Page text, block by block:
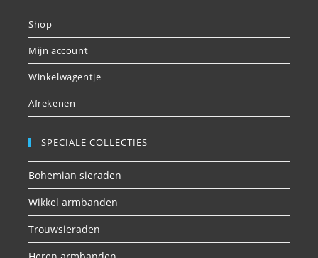
Shop
Mijn account
Winkelwagentje
Afrekenen
SPECIALE COLLECTIES
Bohemian sieraden
Wikkel armbanden
Trouwsieraden